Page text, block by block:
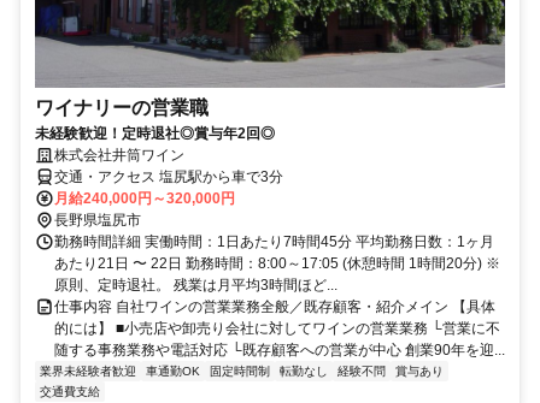
ワイナリーの営業職
未経験歓迎！定時退社◎賞与年2回◎
株式会社井筒ワイン
交通・アクセス 塩尻駅から車で3分
月給240,000円～320,000円
長野県塩尻市
勤務時間詳細 実働時間：1日あたり7時間45分 平均勤務日数：1ヶ月
あたり21日 〜 22日 勤務時間：8:00～17:05 (休憩時間 1時間20分) ※
原則、定時退社。 残業は月平均3時間ほど...
仕事内容 自社ワインの営業業務全般／既存顧客・紹介メイン 【具体
的には】 ■小売店や卸売り会社に対してワインの営業業務 └営業に不
随する事務業務や電話対応 └既存顧客への営業が中心 創業90年を迎...
業界未経験者歓迎 車通勤OK 固定時間制 転勤なし 経験不問
賞与あり
交通費支給